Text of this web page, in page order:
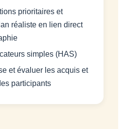
prioritaires et
réaliste en lien direct
simples (HAS)
et évaluer les acquis et
participants